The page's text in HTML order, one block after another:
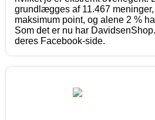
grundlægges af 11.467
maksimum point, og alene 2 %
Som det er nu har
deres Facebook-side.